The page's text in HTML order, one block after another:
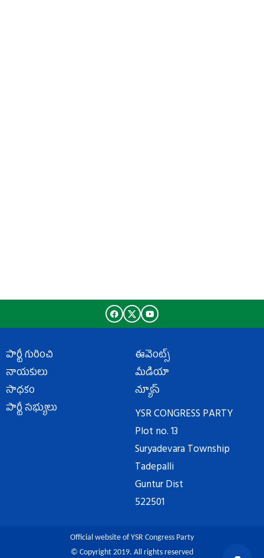
పార్టీ గురించి
నాయకులు
సాధకం
పార్టీ సభ్యులు
ఈవెంట్స్
మీడియా
న్యూస్
YSR CONGRESS PARTY
Plot no. 13
Suryadevara Township
Tadepalli
Guntur Dist
522501
Official website of YSR Congress Party
© Copyright 2019. All rights reserved